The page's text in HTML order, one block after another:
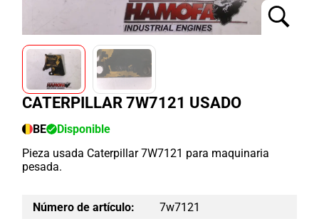
CATERPILLAR 7W7121 USADO
BE
Disponible
Pieza usada Caterpillar 7W7121 para maquinaria
pesada.
Número de artículo:
7w7121